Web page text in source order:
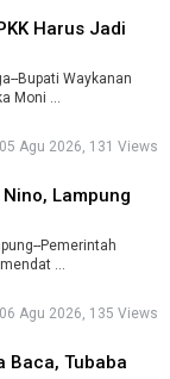
Harus Jadi
Bupati Waykanan
Moni ...
05 Agu 2026, 131 Views
Lampung
Pemerintah
...
06 Agu 2026, 135 Views
Baca, Tubaba